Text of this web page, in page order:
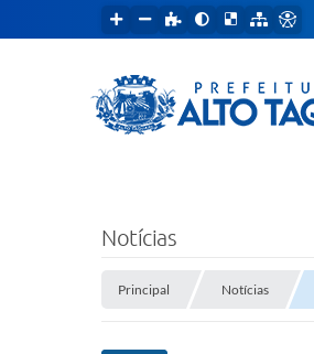
Notícias
Principal Notícias